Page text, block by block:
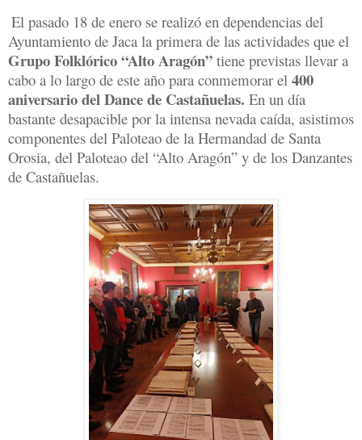
El pasado 18 de enero se realizó en dependencias del
Ayuntamiento de Jaca la primera de las actividades que el
Grupo Folklórico “Alto Aragón” tiene previstas llevar a
cabo a lo largo de este año para conmemorar el 400
aniversario del Dance de Castañuelas. En un día
bastante desapacible por la intensa nevada caída, asistimos
componentes del Paloteao de la Hermandad de Santa
Orosia, del Paloteao del “Alto Aragón” y de los Danzantes
de Castañuelas.